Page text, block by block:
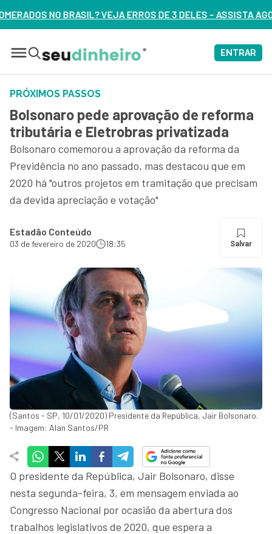
ERROS DE 3 DELES – ASSISTA AGORA
ENTRAR
PRÓXIMOS PASSOS
Bolsonaro pede aprovação de reforma
tributária e Eletrobras privatizada
Bolsonaro comemorou a aprovação da reforma da
Previdência no ano passado, mas destacou que em
2020 há "outros projetos em tramitação que precisam
da devida apreciação e votação"
Estadão Conteúdo
03 de fevereiro de 2020 18:35 Salvar
(Santos - SP, 10/01/2020) Presidente da República, Jair Bolsonaro.
- Imagem: Alan Santos/PR
O presidente da República, Jair Bolsonaro, disse
nesta segunda-feira, 3, em mensagem enviada ao
Congresso Nacional por ocasião da abertura dos
trabalhos legislativos de 2020, que espera a